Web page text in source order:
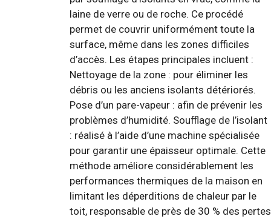
laine de verre ou de roche. Ce procédé
permet de couvrir uniformément toute la
surface, même dans les zones difficiles
d’accès. Les étapes principales incluent :
Nettoyage de la zone : pour éliminer les
débris ou les anciens isolants détériorés.
Pose d’un pare-vapeur : afin de prévenir les
problèmes d’humidité. Soufflage de l’isolant
: réalisé à l’aide d’une machine spécialisée
pour garantir une épaisseur optimale. Cette
méthode améliore considérablement les
performances thermiques de la maison en
limitant les déperditions de chaleur par le
toit, responsable de près de 30 % des pertes